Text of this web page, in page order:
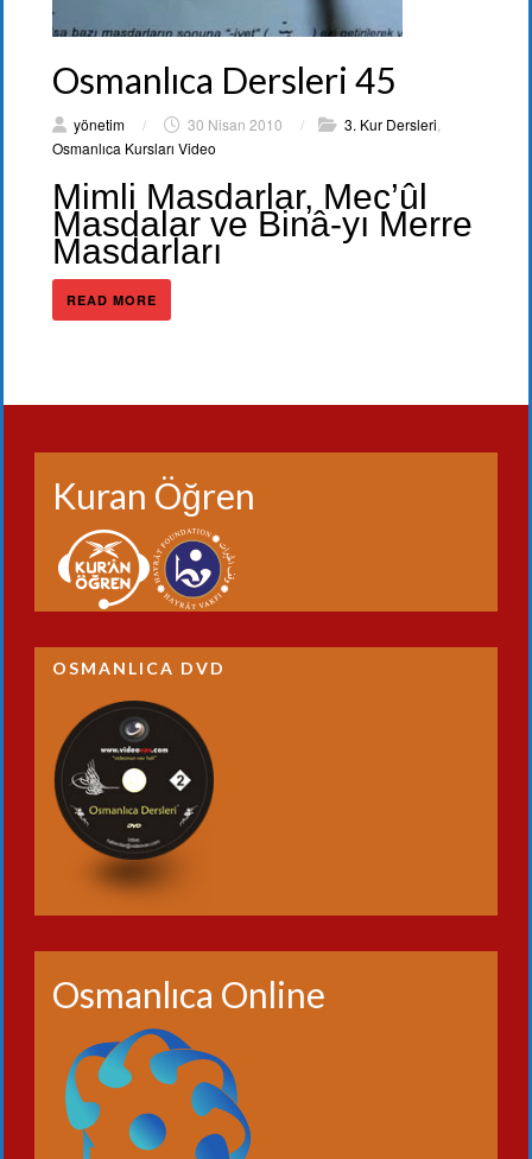
Osmanlıca Dersleri 45
yönetim / 30 Nisan 2010 / 3. Kur Dersleri
Osmanlıca Kursları Video
Mimli Masdarlar, Mec’ûl
Masdalar ve Binâ-yı Merre
Masdarları
READ MORE
Kuran Öğren
OSMANLICA DVD
Osmanlıca Online